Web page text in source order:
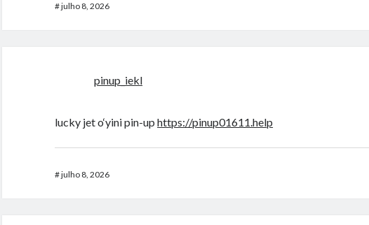
#julho 8, 2026
pinup_iekl
lucky jet o‘yini pin-uphttps://pinup01611.help
#julho 8, 2026